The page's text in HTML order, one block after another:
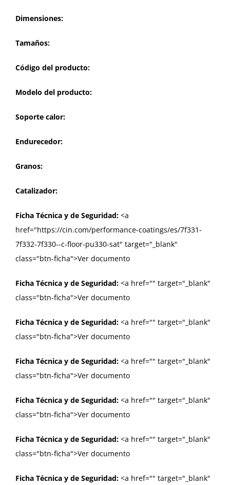
Dimensiones:
Tamaños:
Código del producto:
Modelo del producto:
Soporte calor:
Endurecedor:
Granos:
Catalizador:
Ficha Técnica y de Seguridad: <a
href="https://cin.com/performance-coatings/es/7f331-
7f332-7f330--c-floor-pu330-sat" target="_blank"
class="btn-ficha">Ver documento
Ficha Técnica y de Seguridad: <a href="" target="_blank"
class="btn-ficha">Ver documento
Ficha Técnica y de Seguridad: <a href="" target="_blank"
class="btn-ficha">Ver documento
Ficha Técnica y de Seguridad: <a href="" target="_blank"
class="btn-ficha">Ver documento
Ficha Técnica y de Seguridad: <a href="" target="_blank"
class="btn-ficha">Ver documento
Ficha Técnica y de Seguridad: <a href="" target="_blank"
class="btn-ficha">Ver documento
Ficha Técnica y de Seguridad: <a href="" target="_blank"